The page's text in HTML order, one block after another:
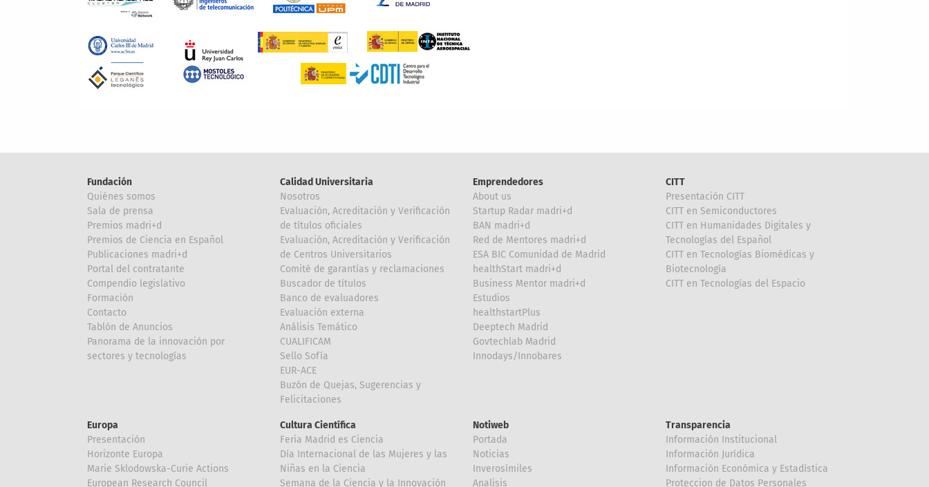
Fundación
Quiénes somos
Sala de prensa
Premios madri+d
Premios de Ciencia en Español
Publicaciones madri+d
Portal del contratante
Compendio legislativo
Formación
Contacto
Tablón de Anuncios
Panorama de la innovación por
sectores y tecnologías
Calidad Universitaria
Nosotros
Evaluación, Acreditación y Verificación
de títulos oficiales
Evaluación, Acreditación y Verificación
de Centros Universitarios
Comité de garantías y reclamaciones
Buscador de títulos
Banco de evaluadores
Evaluación externa
Análisis Temático
CUALIFICAM
Sello Sofía
EUR-ACE
Buzón de Quejas, Sugerencias y
Felicitaciones
Emprendedores
About us
Startup Radar madri+d
BAN madri+d
Red de Mentores madri+d
ESA BIC Comunidad de Madrid
healthStart madri+d
Business Mentor madri+d
Estudios
healthstartPlus
Deeptech Madrid
Govtechlab Madrid
Innodays/Innobares
CITT
Presentación CITT
CITT en Semiconductores
CITT en Humanidades Digitales y
Tecnologías del Español
CITT en Tecnologías Biomédicas y
Biotecnología
CITT en Tecnologías del Espacio
Europa
Presentación
Horizonte Europa
Marie Sklodowska-Curie Actions
European Research Council
Cultura Científica
Feria Madrid es Ciencia
Día Internacional de las Mujeres y las
Niñas en la Ciencia
Semana de la Ciencia y la Innovación
Notiweb
Portada
Noticias
Inverosímiles
Analisis
Transparencia
Información Institucional
Información Jurídica
Información Económica y Estadística
Proteccion de Datos Personales